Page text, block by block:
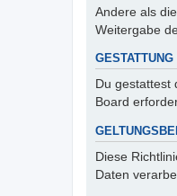
Andere als
Weitergabe
Du gestattest
Board
Diese
Daten